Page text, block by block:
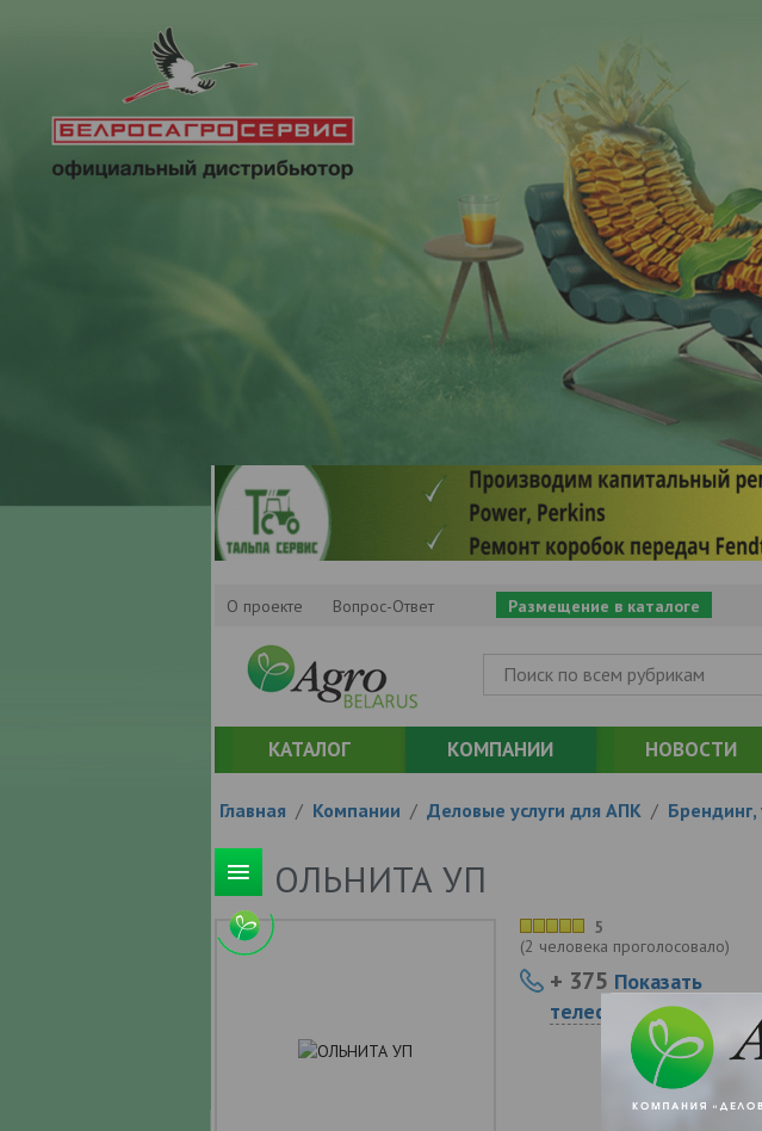
О проекте Вопрос-Ответ Размещение в каталоге
КАТАЛОГ КОМПАНИИ НОВОСТИ
Главная / Компании / Деловые услуги для АПК /
ОЛЬНИТА УП
5
(2 человека проголосовало)
+ 375 Показать
телефоны